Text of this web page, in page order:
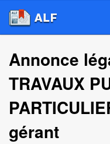
Annonce
TRAVAUX
gérant